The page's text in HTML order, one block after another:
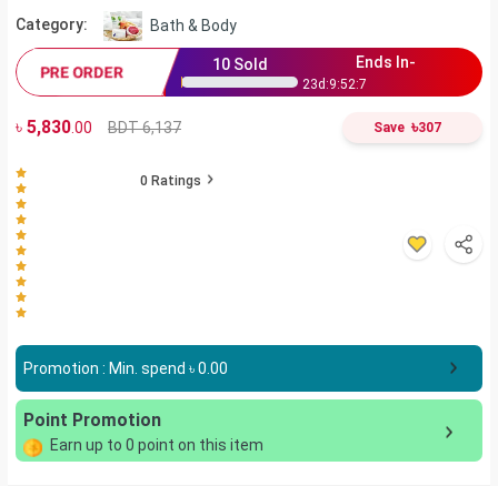
Category:
Bath & Body
PRE ORDER 10Sold Ends In-
23d:9:52:6
৳ 5,830.00 BDT 6,137 Save ৳307
0 Ratings
Promotion : Min. spend ৳0.00
Point Promotion
Earn up to 0 point on this item